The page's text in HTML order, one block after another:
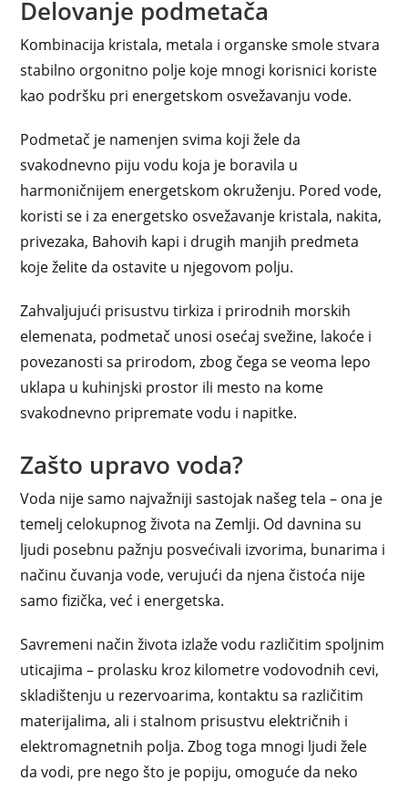
Delovanje podmetača
Kombinacija kristala, metala i organske smole stvara
stabilno orgonitno polje koje mnogi korisnici koriste
kao podršku pri energetskom osvežavanju vode.
Podmetač je namenjen svima koji žele da
svakodnevno piju vodu koja je boravila u
harmoničnijem energetskom okruženju. Pored vode,
koristi se i za energetsko osvežavanje kristala, nakita,
privezaka, Bahovih kapi i drugih manjih predmeta
koje želite da ostavite u njegovom polju.
Zahvaljujući prisustvu tirkiza i prirodnih morskih
elemenata, podmetač unosi osećaj svežine, lakoće i
povezanosti sa prirodom, zbog čega se veoma lepo
uklapa u kuhinjski prostor ili mesto na kome
svakodnevno pripremate vodu i napitke.
Zašto upravo voda?
Voda nije samo najvažniji sastojak našeg tela – ona je
temelj celokupnog života na Zemlji. Od davnina su
ljudi posebnu pažnju posvećivali izvorima, bunarima i
načinu čuvanja vode, verujući da njena čistoća nije
samo fizička, već i energetska.
Savremeni način života izlaže vodu različitim spoljnim
uticajima – prolasku kroz kilometre vodovodnih cevi,
skladištenju u rezervoarima, kontaktu sa različitim
materijalima, ali i stalnom prisustvu električnih i
elektromagnetnih polja. Zbog toga mnogi ljudi žele
da vodi, pre nego što je popiju, omoguće da neko